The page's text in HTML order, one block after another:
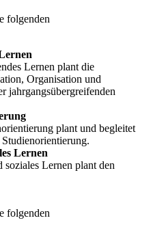
folgenden
Lernen plant die
Organisation und
jahrgangsübergreifenden
plant und begleitet
Lernen
Lernen plant den
folgenden